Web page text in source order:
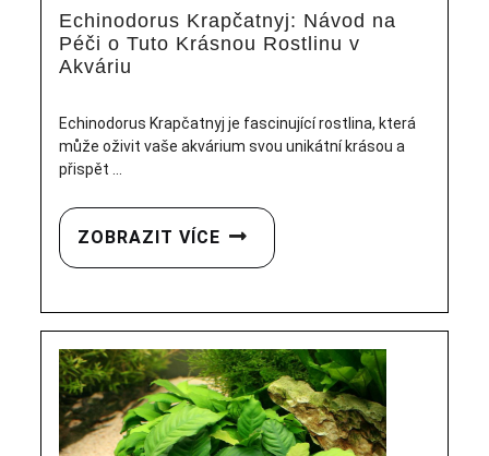
Echinodorus Krapčatnyj: Návod na
Péči o Tuto Krásnou Rostlinu v
Akváriu
Echinodorus Krapčatnyj je fascinující rostlina, která
může oživit vaše akvárium svou unikátní krásou a
přispět ...
ZOBRAZIT VÍCE